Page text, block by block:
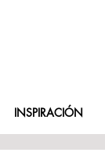
INSPIRACIÓN